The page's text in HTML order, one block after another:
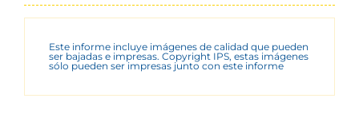
Este informe incluye imágenes de calidad que pueden
ser bajadas e impresas. Copyright IPS, estas imágenes
sólo pueden ser impresas junto con este informe